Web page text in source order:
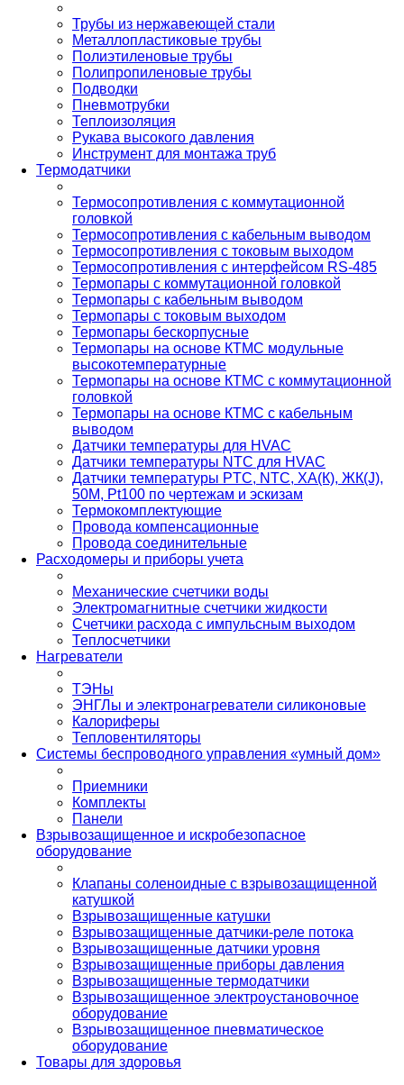
Трубы из нержавеющей стали
Металлопластиковые трубы
Полиэтиленовые трубы
Полипропиленовые трубы
Подводки
Пневмотрубки
Теплоизоляция
Рукава высокого давления
Инструмент для монтажа труб
Термодатчики
Термосопротивления с коммутационной
головкой
Термосопротивления с кабельным выводом
Термосопротивления с токовым выходом
Термосопротивления с интерфейсом RS-485
Термопары с коммутационной головкой
Термопары с кабельным выводом
Термопары с токовым выходом
Термопары бескорпусные
Термопары на основе КТМС модульные
высокотемпературные
Термопары на основе КТМС с коммутационной
головкой
Термопары на основе КТМС с кабельным
выводом
Датчики температуры для HVAC
Датчики температуры NTC для HVAC
Датчики температуры PTС, NTC, ХА(К), ЖК(J),
50М, Pt100 по чертежам и эскизам
Термокомплектующие
Провода компенсационные
Провода соединительные
Расходомеры и приборы учета
Механические счетчики воды
Электромагнитные счетчики жидкости
Счетчики расхода с импульсным выходом
Теплосчетчики
Нагреватели
ТЭНы
ЭНГЛы и электронагреватели силиконовые
Калориферы
Тепловентиляторы
Системы беспроводного управления «умный дом»
Приемники
Комплекты
Панели
Взрывозащищенное и искробезопасное
оборудование
Клапаны соленоидные с взрывозащищенной
катушкой
Взрывозащищенные катушки
Взрывозащищенные датчики-реле потока
Взрывозащищенные датчики уровня
Взрывозащищенные приборы давления
Взрывозащищенные термодатчики
Взрывозащищенное электроустановочное
оборудование
Взрывозащищенное пневматическое
оборудование
Товары для здоровья